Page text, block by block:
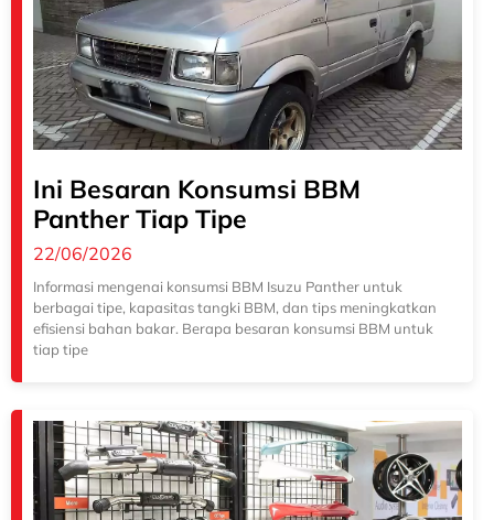
Ini Besaran Konsumsi BBM
Panther Tiap Tipe
22/06/2026
Informasi mengenai konsumsi BBM Isuzu Panther untuk
berbagai tipe, kapasitas tangki BBM, dan tips meningkatkan
efisiensi bahan bakar. Berapa besaran konsumsi BBM untuk
tiap tipe